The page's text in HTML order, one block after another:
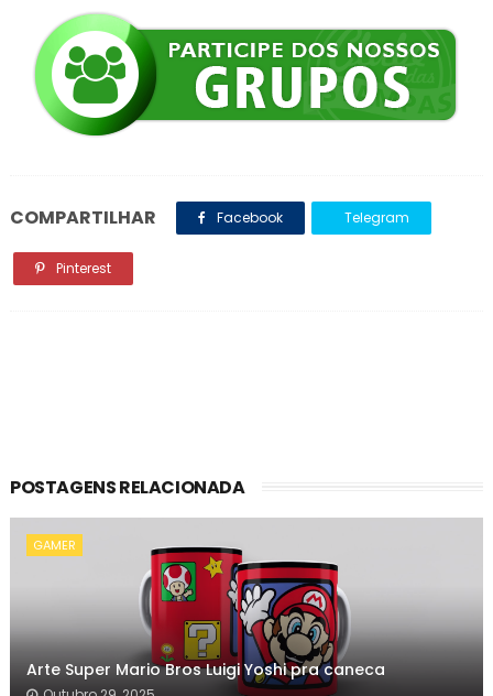
COMPARTILHAR Facebook Telegram
Pinterest
POSTAGENS RELACIONADA
GAMER
Arte Super Mario Bros Luigi Yoshi pra caneca